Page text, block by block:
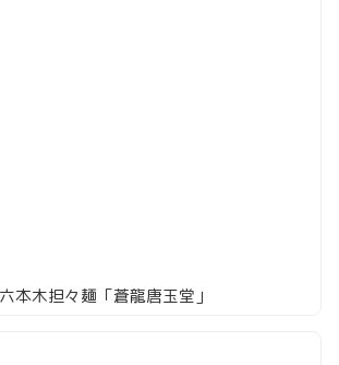
本木担々麺「蒼龍唐玉堂」